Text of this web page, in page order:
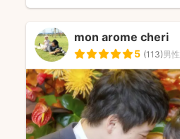
mon arome cheri
5 (113)男性